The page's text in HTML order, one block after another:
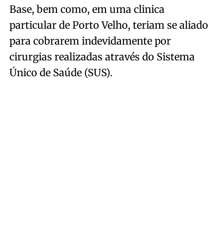
Base, bem como, em uma clinica
particular de Porto Velho, teriam se aliado
para cobrarem indevidamente por
cirurgias realizadas através do Sistema
Único de Saúde (SUS).